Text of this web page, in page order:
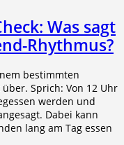
Was sagt
Rhythmus?
bestimmten
Sprich: Von 12 Uhr
werden und
Dabei kann
lang am Tag essen